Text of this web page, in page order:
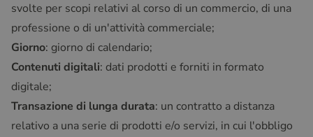
svolte per scopi relativi al corso di un commercio, di una
professione o di un'attività commerciale;
Giorno: giorno di calendario;
Contenuti digitali: dati prodotti e forniti in formato
digitale;
Transazione di lunga durata: un contratto a distanza
relativo a una serie di prodotti e/o servizi, in cui l'obbligo